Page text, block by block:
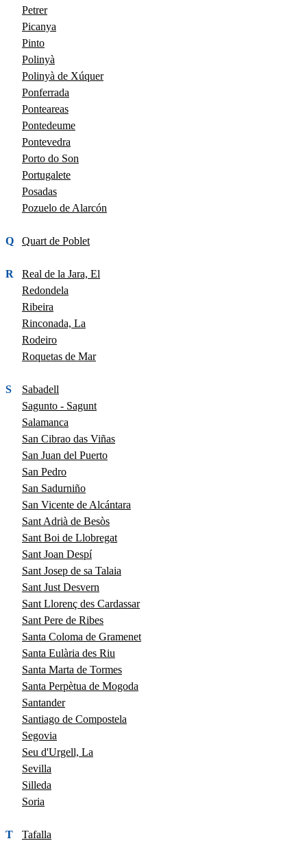
Petrer
Picanya
Pinto
Polinyà
Polinyà de Xúquer
Ponferrada
Ponteareas
Pontedeume
Pontevedra
Porto do Son
Portugalete
Posadas
Pozuelo de Alarcón
Q Quart de Poblet
R
Real de la Jara, El
Redondela
Ribeira
Rinconada, La
Rodeiro
Roquetas de Mar
S
Sabadell
Sagunto - Sagunt
Salamanca
San Cibrao das Viñas
San Juan del Puerto
San Pedro
San Sadurniño
San Vicente de Alcántara
Sant Adrià de Besòs
Sant Boi de Llobregat
Sant Joan Despí
Sant Josep de sa Talaia
Sant Just Desvern
Sant Llorenç des Cardassar
Sant Pere de Ribes
Santa Coloma de Gramenet
Santa Eulària des Riu
Santa Marta de Tormes
Santa Perpètua de Mogoda
Santander
Santiago de Compostela
Segovia
Seu d'Urgell, La
Sevilla
Silleda
Soria
T
Tafalla